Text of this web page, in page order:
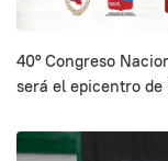
40° Congreso
será el epicentro